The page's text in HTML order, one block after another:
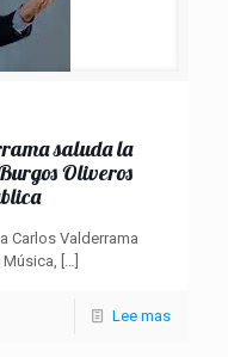
saluda la
Oliveros
Carlos Valderrama
[…]
Lee mas